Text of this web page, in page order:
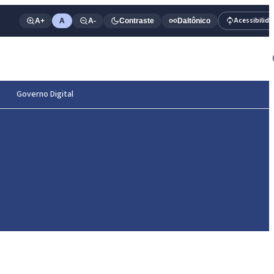
A+ A A- Contraste Daltônico
Governo Digital